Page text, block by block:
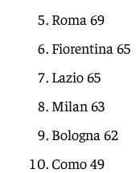
Roma 69
Fiorentina 65
Lazio 65
Milan 63
Bologna 62
Como 49